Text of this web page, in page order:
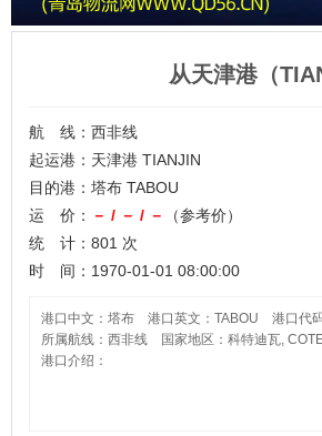
从天津港（
航 线：西非线
起运港：天津港 TIANJIN
目的港：塔布 TABOU
运 价：
－ / － / －
（参考价）
统 计：801 次
时 间：1970-01-01 08:00:00
港口中文：塔布 港口英文：TABOU 港口代
所属航线：西非线 国家地区：科特迪瓦,
港口介绍：